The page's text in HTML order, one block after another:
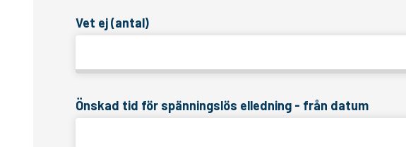
Vet ej (antal)
Önskad tid för spänningslös elledning - från datum